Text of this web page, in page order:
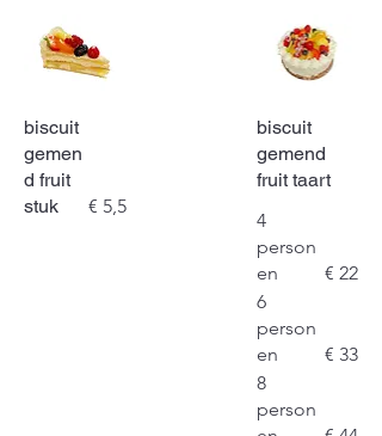
biscuit
gemen
d fruit
stuk
€ 5,5
biscuit
gemend
fruit taart
4
person
en
€ 22
6
person
en
€ 33
8
person